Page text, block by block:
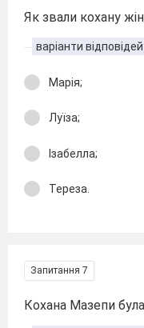
Як звали кохану
варіанти відповідей
Марія;
Луїза;
Ізабелла;
Тереза.
Запитання 7
Кохана Мазепи